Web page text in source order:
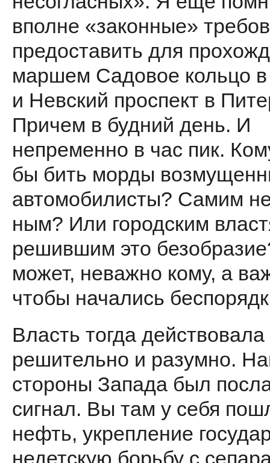
впол­не «законные»
предо­ставить для
маршем Садовое кольцо
и Невский проспект в
Причем в будний день. И
непременно в час пик.
бы бить морды
автомобилисты? Самим
ным? Или городским
решившим это
может, неважно кому, а
чтобы нача­лись
Власть тогда
решительно и разумно.
сторо­ны Запада был
сигнал. Вы там у себя
нефть, укрепление
недетскую борьбу с